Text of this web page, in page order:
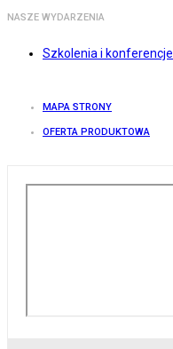
NASZE WYDARZENIA
Szkolenia i konferencje
MAPA STRONY
OFERTA PRODUKTOWA